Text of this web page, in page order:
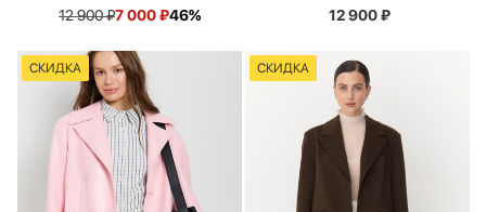
12 900₽7 000₽46% 12 900₽
СКИДКА СКИДКА